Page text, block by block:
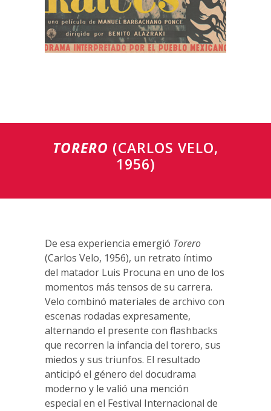
TORERO (CARLOS VELO,
1956)
De esa experiencia emergió Torero
(Carlos Velo, 1956), un retrato íntimo
del matador Luis Procuna en uno de los
momentos más tensos de su carrera.
Velo combinó materiales de archivo con
escenas rodadas expresamente,
alternando el presente con flashbacks
que recorren la infancia del torero, sus
miedos y sus triunfos. El resultado
anticipó el género del docudrama
moderno y le valió una mención
especial en el Festival Internacional de